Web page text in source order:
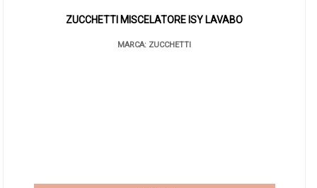
ZUCCHETTI MISCELATORE ISY LAVABO
MARCA: ZUCCHETTI